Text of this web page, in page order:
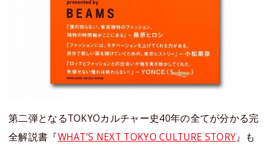
第二弾となるTOKYOカルチャー史40年の全てが分かる完
全解説書『WHAT’S NEXT TOKYO CULTURE STORY』も